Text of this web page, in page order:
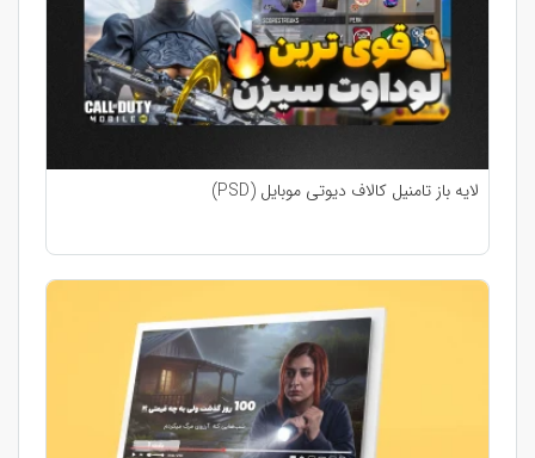
لایه باز تامنیل کالاف دیوتی موبایل (PSD)